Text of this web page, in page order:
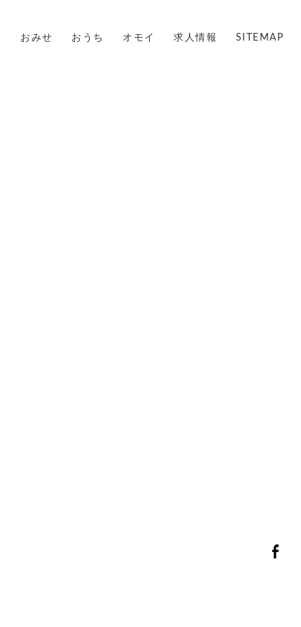
おみせ おうち オモイ 求人情報 SITEMAP